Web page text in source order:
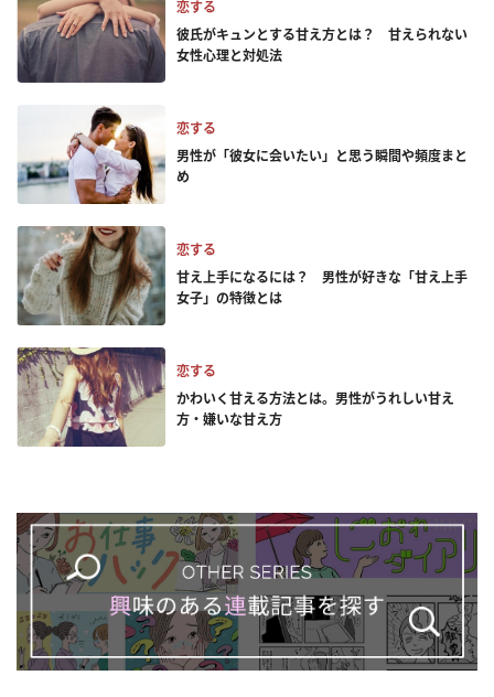
恋する
彼氏がキュンとする甘え方とは？ 甘えられない
女性心理と対処法
恋する
男性が「彼女に会いたい」と思う瞬間や頻度まと
め
恋する
甘え上手になるには？ 男性が好きな「甘え上手
女子」の特徴とは
恋する
かわいく甘える方法とは。男性がうれしい甘え
方・嫌いな甘え方